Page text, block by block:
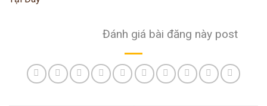
Đánh giá bài đăng này post